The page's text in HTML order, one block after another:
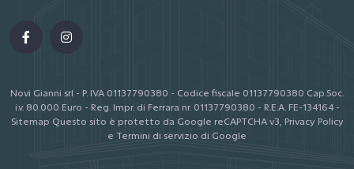
Novi Gianni srl - P. IVA 01137790380 - Codice fiscale 01137790380 Cap.Soc.
i.v. 80.000 Euro - Reg. Impr. di Ferrara nr. 01137790380 - R.E.A. FE-134164 -
Sitemap Questo sito è protetto da Google reCAPTCHA v3, Privacy Policy
e Termini di servizio di Google